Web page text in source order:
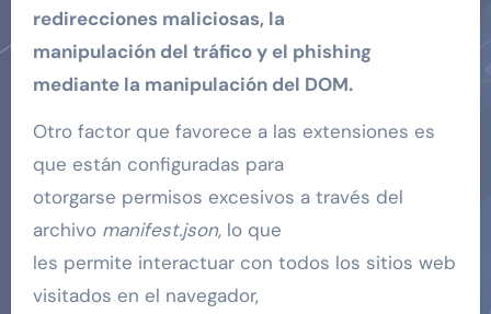
redirecciones maliciosas, la
manipulación del tráfico y el phishing
mediante la manipulación del DOM.
Otro factor que favorece a las extensiones es
que están configuradas para
otorgarse permisos excesivos a través del
archivo manifest.json, lo que
les permite interactuar con todos los sitios web
visitados en el navegador,